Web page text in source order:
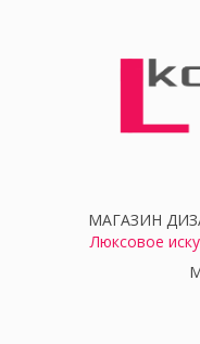
МАГАЗИН
Люксовое